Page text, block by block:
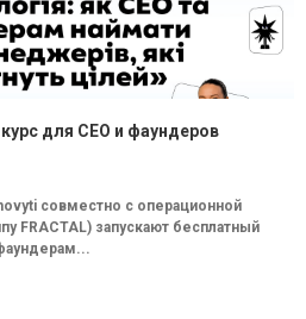
для CEO и фаундеров
совместно с операционной
FRACTAL) запускают бесплатный